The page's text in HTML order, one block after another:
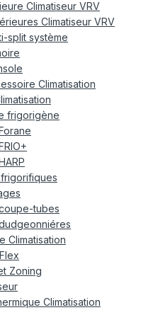
Climatiseur VRV
Climatiseur VRV
split système
Climatisation
frigorigène
tubes
Climatisation
Zoning
Climatisation